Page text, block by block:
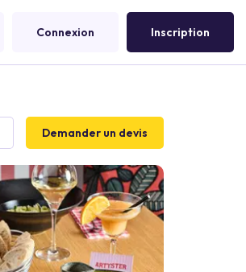
Connexion Inscription
Demander un devis